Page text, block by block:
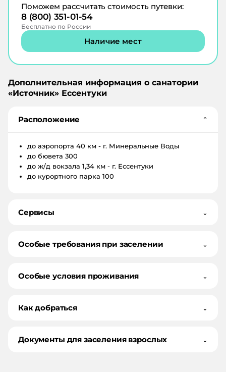
Спасибо большое!
руководства санаториев в соседних
городах. Это осталось у нас в памяти теперь
навсегда. И мы не рекомендуем санаторий
«Солнечный» Кисловодск никому и никогда.
Так как такое мерзкое отношение к гостям
Санаторий «Источник» держит свое реноме
на высоком уровне и мы не только
планируем посетить его еще, но и
рекомендуем это сделать своему
и впредь развиваться в своей деятельности,
осваивать новые технологии и направления.
Поможем рассчитать стоимость путевки:
8 (800) 351-01-54
Бесплатно по России
Наличие мест
Дополнительная информация о санатории
«Источник» Ессентуки
Расположение ⌄
до аэропорта 40 км - г. Минеральные Воды
до бювета 300
до ж/д вокзала 1,34 км - г. Ессентуки
до курортного парка 100
Сервисы ⌄
Особые требования при заселении ⌄
Особые условия проживания ⌄
Как добраться ⌄
Документы для заселения взрослых ⌄